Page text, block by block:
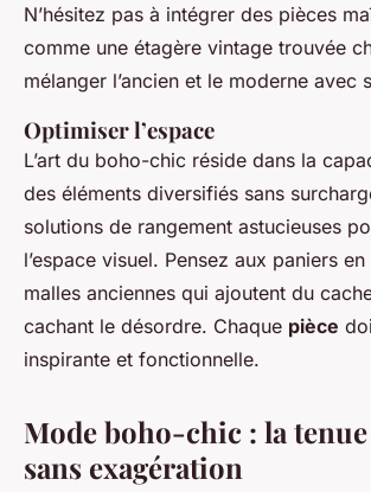
N’hésitez pas à intégrer des pièces
comme une étagère vintage trouvée
mélanger l’ancien et le moderne avec
Optimiser l’espace
L’art du boho-chic réside dans la
des éléments diversifiés sans
solutions de rangement astucieuses
l’espace visuel. Pensez aux paniers
malles anciennes qui ajoutent du
cachant le désordre. Chaque pièce
inspirante et fonctionnelle.
Mode boho-chic : la
sans exagération